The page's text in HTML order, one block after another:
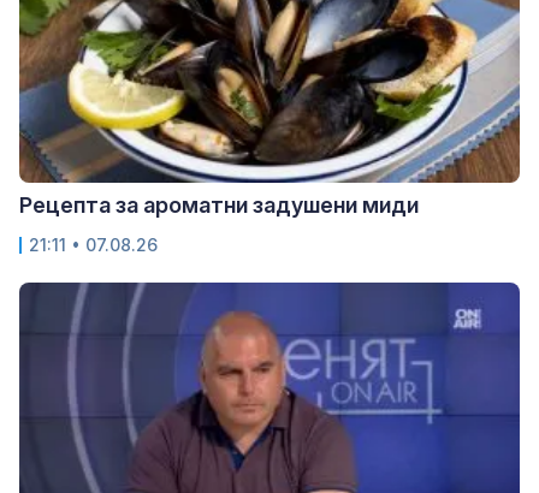
Рецепта за ароматни задушени миди
21:11 • 07.08.26